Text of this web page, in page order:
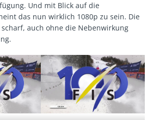
Und mit Blick auf die
das nun wirklich 1080p zu sein. Die
auch ohne die Nebenwirkung